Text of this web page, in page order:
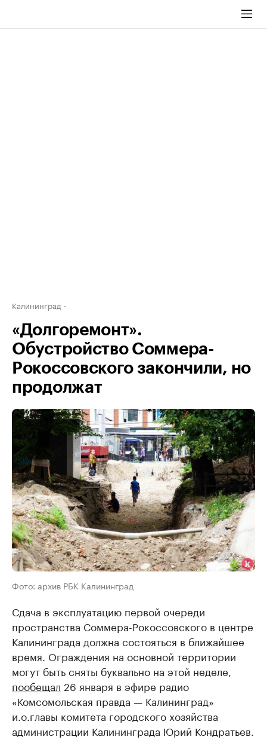
Калининград
«Долгоремонт».
Обустройство Соммера-
Рокоссовского закончили, но
продолжат
Фото: архив РБК Калининград
Сдача в эксплуатацию первой очереди
пространства Соммера-Рокоссовского в центре
Калининграда должна состояться в ближайшее
время. Ограждения на основной территории
могут быть сняты буквально на этой неделе,
пообещал 26 января в эфире радио
«Комсомольская правда — Калининград»
и.о.главы комитета городского хозяйства
администрации Калининграда Юрий Кондратьев.